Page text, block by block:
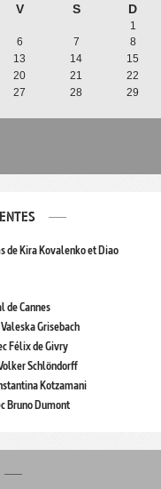
V S D
1
6 7
8
13 14
15
20 21
22
27 28
29
de Kira Kovalenko et Diao
de Cannes
Grisebach
Félix de Givry
Schlöndorff
Kotzamani
Bruno Dumont